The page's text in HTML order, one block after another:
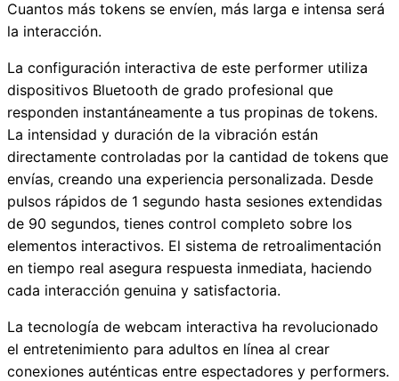
Cuantos más tokens se envíen, más larga e intensa será
la interacción.
La configuración interactiva de este performer utiliza
dispositivos Bluetooth de grado profesional que
responden instantáneamente a tus propinas de tokens.
La intensidad y duración de la vibración están
directamente controladas por la cantidad de tokens que
envías, creando una experiencia personalizada. Desde
pulsos rápidos de 1 segundo hasta sesiones extendidas
de 90 segundos, tienes control completo sobre los
elementos interactivos. El sistema de retroalimentación
en tiempo real asegura respuesta inmediata, haciendo
cada interacción genuina y satisfactoria.
La tecnología de webcam interactiva ha revolucionado
el entretenimiento para adultos en línea al crear
conexiones auténticas entre espectadores y performers.